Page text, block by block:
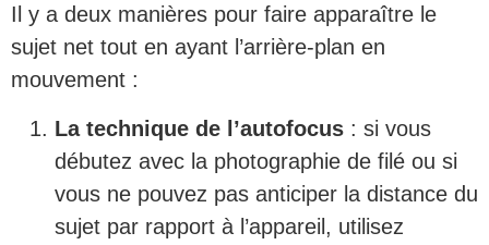
Il y a deux manières pour faire apparaître le
sujet net tout en ayant l’arrière-plan en
mouvement :
La technique de l’autofocus : si vous
débutez avec la photographie de filé ou si
vous ne pouvez pas anticiper la distance du
sujet par rapport à l’appareil, utilisez